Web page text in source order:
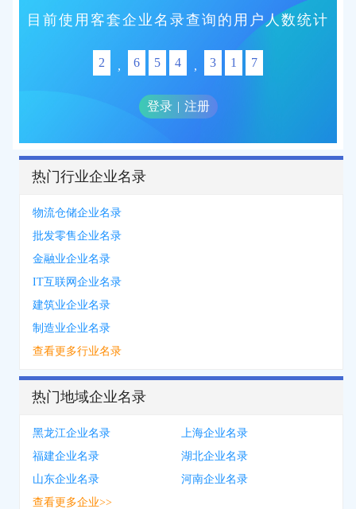
目前使用客套企业名录查询的用户人数统计
2 , 6 5 4 , 3 1 7
登录 | 注册
热门行业企业名录
物流仓储企业名录
批发零售企业名录
金融业企业名录
IT互联网企业名录
建筑业企业名录
制造业企业名录
查看更多行业名录
热门地域企业名录
黑龙江企业名录
上海企业名录
福建企业名录
湖北企业名录
山东企业名录
河南企业名录
查看更多企业>>